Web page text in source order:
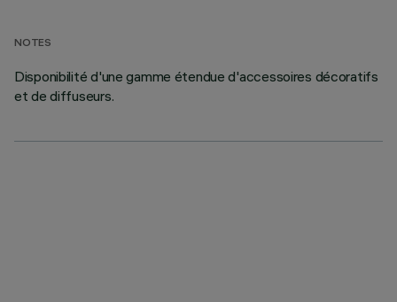
NOTES
Disponibilité d'une gamme étendue d'accessoires décoratifs
et de diffuseurs.